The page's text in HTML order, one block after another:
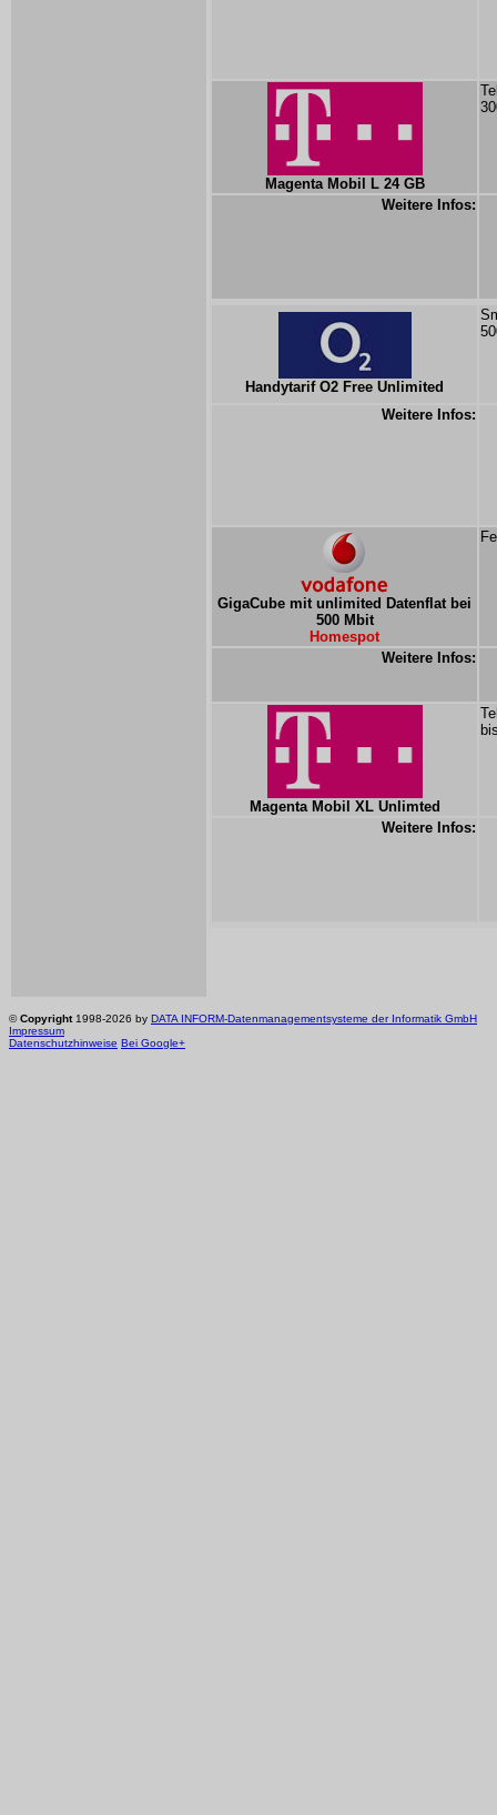
Magenta Mobil L 24 GB
Weitere Infos:
Handytarif O2 Free Unlimited
Weitere Infos:
GigaCube mit unlimited Datenflat bei
500 Mbit
Homespot
Weitere Infos:
Magenta Mobil XL Unlimted
Weitere Infos:
©Copyright1998-2026 by DATA INFORM-Datenmanagementsysteme der Informatik GmbH
Impressum
Datenschutzhinweise Bei Google+